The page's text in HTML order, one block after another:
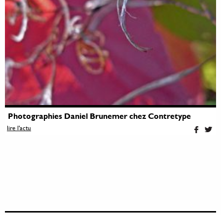
Photographies Daniel Brunemer chez Contretype
lire l'actu